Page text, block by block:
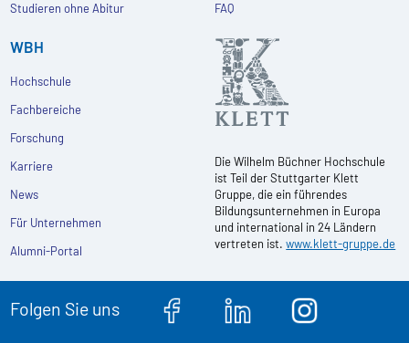
Studieren ohne Abitur
FAQ
WBH
Hochschule
Fachbereiche
Forschung
Karriere
News
Für Unternehmen
Alumni-Portal
Die Wilhelm Büchner Hochschule
ist Teil der Stuttgarter Klett
Gruppe, die ein führendes
Bildungsunternehmen in Europa
und international in 24 Ländern
vertreten ist.www.klett-gruppe.de
Folgen Sie uns